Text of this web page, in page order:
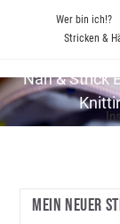
Wer bin ich!?
Stricken &
Näh & Strick
Mein Neuer